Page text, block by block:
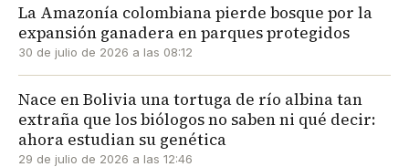
La Amazonía colombiana pierde bosque por la
expansión ganadera en parques protegidos
30 de julio de 2026 a las 08:12
Nace en Bolivia una tortuga de río albina tan
extraña que los biólogos no saben ni qué decir:
ahora estudian su genética
29 de julio de 2026 a las 12:46